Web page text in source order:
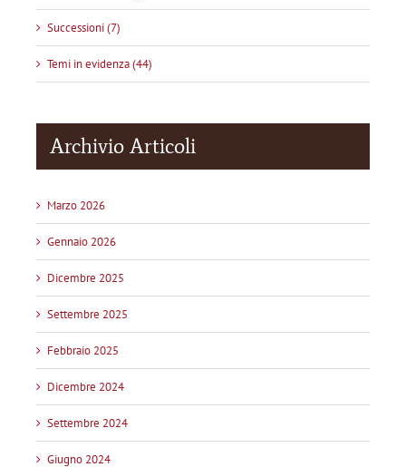
Successioni (7)
Temi in evidenza (44)
Archivio Articoli
Marzo 2026
Gennaio 2026
Dicembre 2025
Settembre 2025
Febbraio 2025
Dicembre 2024
Settembre 2024
Giugno 2024